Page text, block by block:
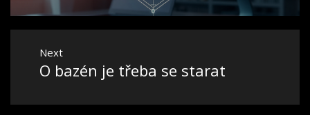
Next
Next
O bazén je třeba se starat